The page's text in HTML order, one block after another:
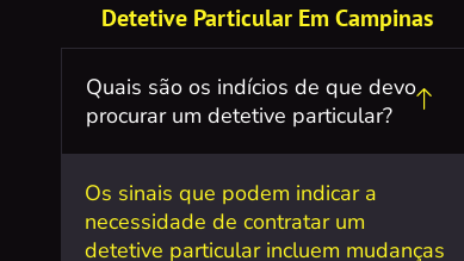
Detetive Particular Em Campinas
Quais são os indícios de que devo
procurar um detetive particular?
Os sinais que podem indicar a
necessidade de contratar um
detetive particular incluem mudanças